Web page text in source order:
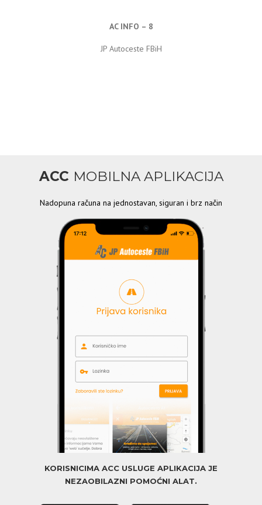
AC INFO – 8
JP Autoceste FBiH
ACC MOBILNA APLIKACIJA
Nadopuna računa na jednostavan, siguran i brz način
KORISNICIMA ACC USLUGE APLIKACIJA JE
NEZAOBILAZNI POMOĆNI ALAT.